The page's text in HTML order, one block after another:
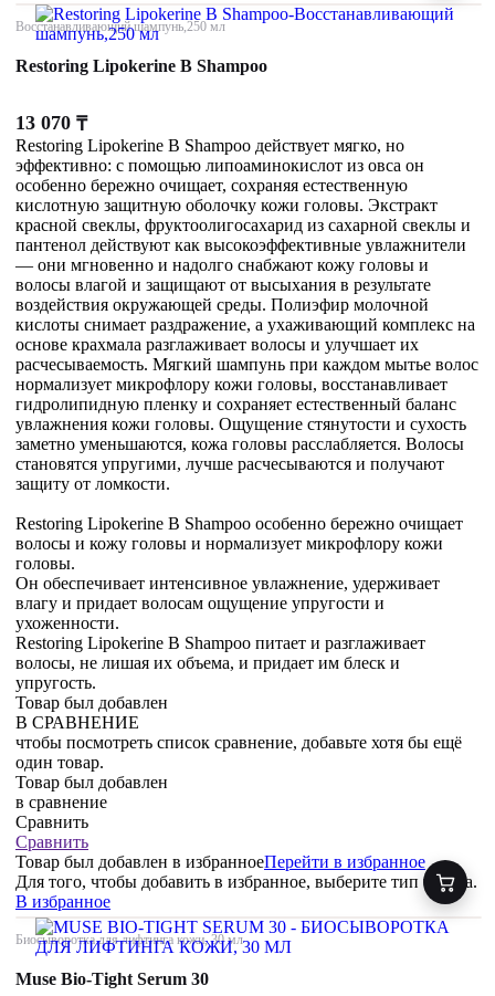
Восстанавливающий шампунь,250 мл
Restoring Lipokerine B Shampoo
13 070 ₸
Restoring Lipokerine B Shampoo действует мягко, но
эффективно: с помощью липоаминокислот из овса он
особенно бережно очищает, сохраняя естественную
кислотную защитную оболочку кожи головы. Экстракт
красной свеклы, фруктоолигосахарид из сахарной свеклы и
пантенол действуют как высокоэффективные увлажнители
— они мгновенно и надолго снабжают кожу головы и
волосы влагой и защищают от высыхания в результате
воздействия окружающей среды. Полиэфир молочной
кислоты снимает раздражение, а ухаживающий комплекс на
основе крахмала разглаживает волосы и улучшает их
расчесываемость. Мягкий шампунь при каждом мытье волос
нормализует микрофлору кожи головы, восстанавливает
гидролипидную пленку и сохраняет естественный баланс
увлажнения кожи головы. Ощущение стянутости и сухость
заметно уменьшаются, кожа головы расслабляется. Волосы
становятся упругими, лучше расчесываются и получают
защиту от ломкости.
Restoring Lipokerine B Shampoo особенно бережно очищает
волосы и кожу головы и нормализует микрофлору кожи
головы.
Он обеспечивает интенсивное увлажнение, удерживает
влагу и придает волосам ощущение упругости и
ухоженности.
Restoring Lipokerine B Shampoo питает и разглаживает
волосы, не лишая их объема, и придает им блеск и
упругость.
Товар был добавлен
В СРАВНЕНИЕ
чтобы посмотреть список сравнение, добавьте хотя бы ещё
один товар.
Товар был добавлен
в сравнение
Сравнить
Сравнить
Товар был добавлен в избранноеПерейти в избранное
Для того, чтобы добавить в избранное, выберите тип товара.
В избранное
Биосыворотка для лифтинга кожи, 30 мл
Muse Bio-Tight Serum 30